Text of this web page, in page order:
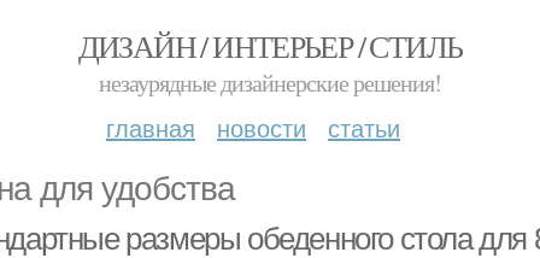
ДИЗАЙН / ИНТЕРЬЕР / СТИЛЬ
незаурядные дизайнерские решения!
главная новости статьи
для удобства
размеры обеденного стола для